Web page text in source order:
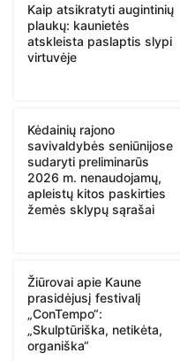
Kaip atsikratyti augintinių
plaukų: kaunietės
atskleista paslaptis slypi
virtuvėje
Kėdainių rajono
savivaldybės seniūnijose
sudaryti preliminarūs
2026 m. nenaudojamų,
apleistų kitos paskirties
žemės sklypų sąrašai
Žiūrovai apie Kaune
prasidėjusį festivalį
„ConTempo“:
„Skulptūriška, netikėta,
organiška“